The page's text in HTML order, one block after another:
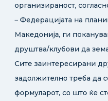
организираност,
– Федерацијата на
Македонија, ги
друштва/клубови да
Сите заинтересирани
задолжително треба да
формуларот, со што ќе